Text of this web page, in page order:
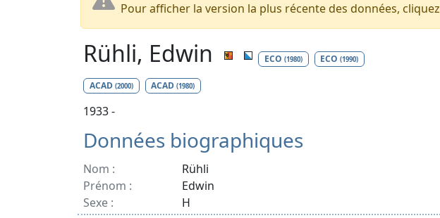
Pour afficher la version la plus récente des données, cliquez
Rühli, Edwin ECO (1980) ECO(1990)
ACAD (2000) ACAD(1980)
1933 -
Données biographiques
Nom :
Rühli
Prénom :
Edwin
Sexe :
H